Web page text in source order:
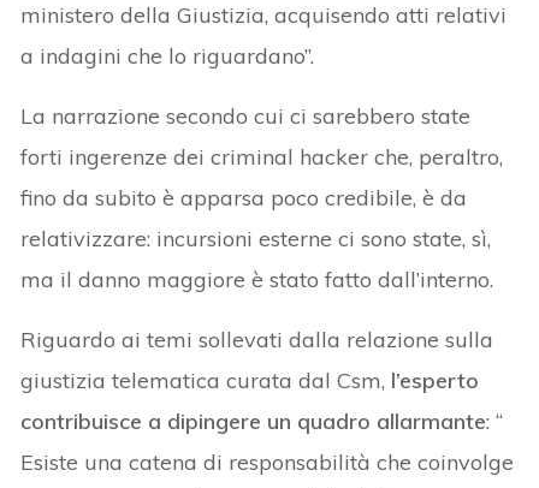
ministero della Giustizia, acquisendo atti relativi
a indagini che lo riguardano”.
La narrazione secondo cui ci sarebbero state
forti ingerenze dei criminal hacker che, peraltro,
fino da subito è apparsa poco credibile, è da
relativizzare: incursioni esterne ci sono state, sì,
ma il danno maggiore è stato fatto dall’interno.
Riguardo ai temi sollevati dalla relazione sulla
giustizia telematica curata dal Csm, l’esperto
contribuisce a dipingere un quadro allarmante: “
Esiste una catena di responsabilità che coinvolge